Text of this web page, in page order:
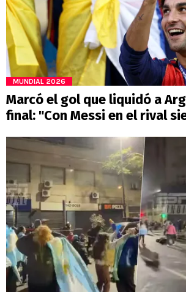
MUNDIAL 2026
Marcó el gol que liquidó a
final: "Con Messi en el rival